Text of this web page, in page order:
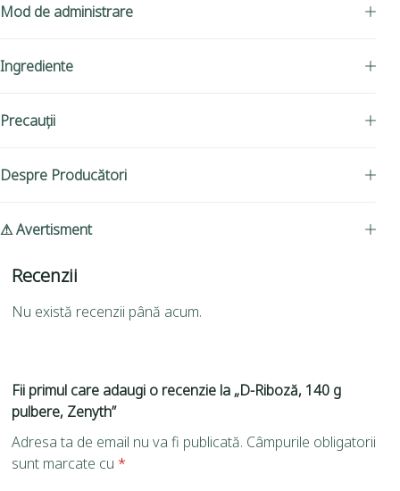
Mod de administrare
Ingrediente
Precauții
Despre Producători
⚠ Avertisment
Recenzii
Nu există recenzii până acum.
Fii primul care adaugi o recenzie la „D-Riboză, 140 g
pulbere, Zenyth”
Adresa ta de email nu va fi publicată. Câmpurile obligatorii
sunt marcate cu *